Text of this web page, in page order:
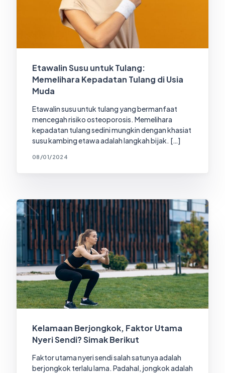
Etawalin Susu untuk Tulang:
Memelihara Kepadatan Tulang di Usia
Muda
Etawalin susu untuk tulang yang bermanfaat
mencegah risiko osteoporosis. Memelihara
kepadatan tulang sedini mungkin dengan khasiat
susu kambing etawa adalah langkah bijak. […]
08/01/2024
Kelamaan Berjongkok, Faktor Utama
Nyeri Sendi? Simak Berikut
Faktor utama nyeri sendi salah satunya adalah
berjongkok terlalu lama. Padahal, jongkok adalah